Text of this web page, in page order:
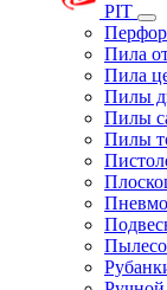
PIT
Пила
Пила
Пилы
Пилы
Пилы